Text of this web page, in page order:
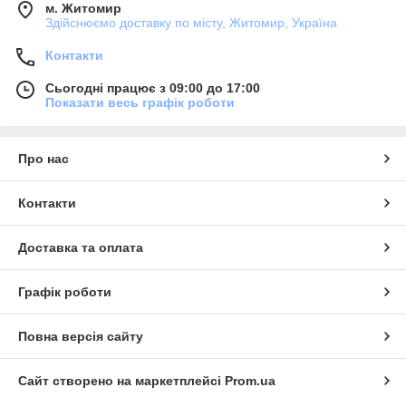
м. Житомир
Здійснюємо доставку по місту, Житомир, Україна
Контакти
Сьогодні працює з 09:00 до 17:00
Показати весь графік роботи
Про нас
Контакти
Доставка та оплата
Графік роботи
Повна версія сайту
Сайт створено на маркетплейсі Prom.ua